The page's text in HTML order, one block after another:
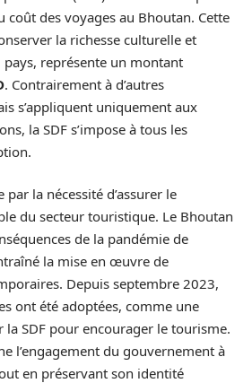
coût des voyages au Bhoutan. Cette
la richesse culturelle et
représente un montant
. Contrairement à d’autres
s’appliquent uniquement aux
la SDF s’impose à tous les
la nécessité d’assurer le
du secteur touristique. Le Bhoutan
de la pandémie de
la mise en œuvre de
Depuis septembre 2023,
ont été adoptées, comme une
la SDF pour encourager le tourisme.
l’engagement du gouvernement à
en préservant son identité